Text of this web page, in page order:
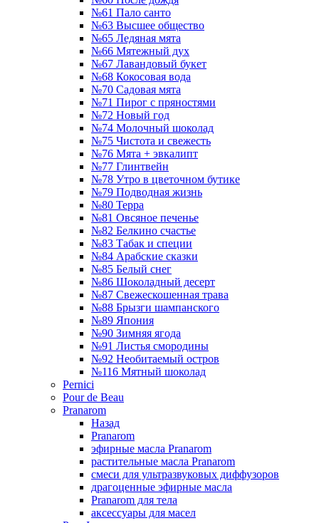
№61 Пало санто
№63 Высшее общество
№65 Ледяная мята
№66 Мятежный дух
№67 Лавандовый букет
№68 Кокосовая вода
№70 Садовая мята
№71 Пирог с пряностями
№72 Новый год
№74 Молочный шоколад
№75 Чистота и свежесть
№76 Мята + эвкалипт
№77 Глинтвейн
№78 Утро в цветочном бутике
№79 Подводная жизнь
№80 Терра
№81 Овсяное печенье
№82 Белкино счастье
№83 Табак и специи
№84 Арабские сказки
№85 Белый снег
№86 Шоколадный десерт
№87 Свежескошенная трава
№88 Брызги шампанского
№89 Япония
№90 Зимняя ягода
№91 Листья смородины
№92 Необитаемый остров
№116 Мятный шоколад
Pernici
Pour de Beau
Pranarom
Назад
Pranarom
эфирные масла Pranarom
растительные масла Pranarom
смеси для ультразвуковых диффузоров
драгоценные эфирные масла
Pranarom для тела
аксессуары для масел